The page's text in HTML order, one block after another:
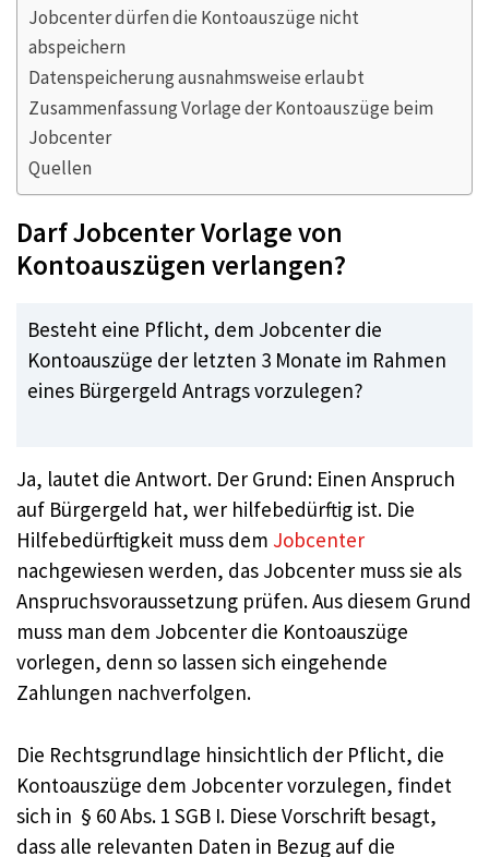
Jobcenter dürfen die Kontoauszüge nicht
abspeichern
Datenspeicherung ausnahmsweise erlaubt
Zusammenfassung Vorlage der Kontoauszüge beim
Jobcenter
Quellen
Darf Jobcenter Vorlage von
Kontoauszügen verlangen?
Besteht eine Pflicht, dem Jobcenter die
Kontoauszüge der letzten 3 Monate im Rahmen
eines Bürgergeld Antrags vorzulegen?
Ja, lautet die Antwort. Der Grund: Einen Anspruch
auf Bürgergeld hat, wer hilfebedürftig ist. Die
Hilfebedürftigkeit muss dem Jobcenter
nachgewiesen werden, das Jobcenter muss sie als
Anspruchsvoraussetzung prüfen. Aus diesem Grund
muss man dem Jobcenter die Kontoauszüge
vorlegen, denn so lassen sich eingehende
Zahlungen nachverfolgen.
Die Rechtsgrundlage hinsichtlich der Pflicht, die
Kontoauszüge dem Jobcenter vorzulegen, findet
sich in § 60 Abs. 1 SGB I. Diese Vorschrift besagt,
dass alle relevanten Daten in Bezug auf die